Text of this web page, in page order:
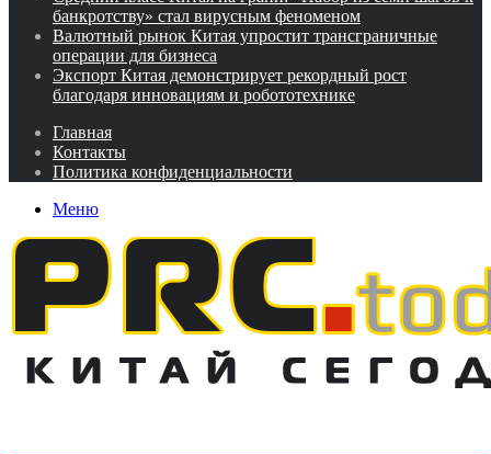
банкротству» стал вирусным феноменом
Валютный рынок Китая упростит трансграничные
операции для бизнеса
Экспорт Китая демонстрирует рекордный рост
благодаря инновациям и робототехнике
Главная
Контакты
Политика конфиденциальности
Меню